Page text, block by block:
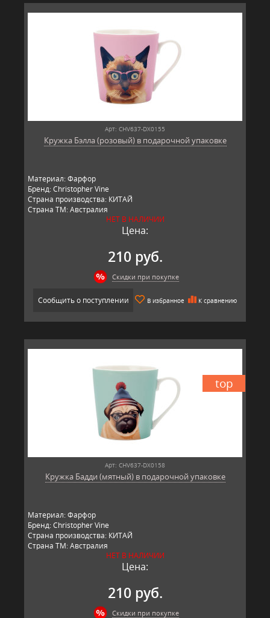
Арт: CHV637-DX0155
Кружка Бэлла (розовый) в подарочной упаковке
Материал: Фарфор
Бренд: Christopher Vine
Страна производства: КИТАЙ
Страна ТМ: Австралия
НЕТ В НАЛИЧИИ
Цена:
210 руб.
Скидки при покупке
Сообщить о поступлении В избранное К сравнению
top
Арт: CHV637-DX0158
Кружка Бадди (мятный) в подарочной упаковке
Материал: Фарфор
Бренд: Christopher Vine
Страна производства: КИТАЙ
Страна ТМ: Австралия
НЕТ В НАЛИЧИИ
Цена:
210 руб.
Скидки при покупке